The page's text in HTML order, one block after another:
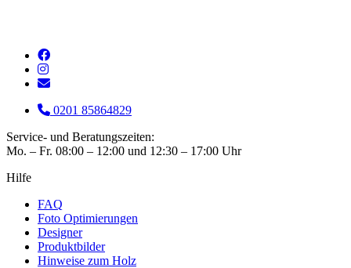
0201 85864829
Service- und Beratungszeiten:
Mo. – Fr. 08:00 – 12:00 und 12:30 – 17:00 Uhr
Hilfe
FAQ
Foto Optimierungen
Designer
Produktbilder
Hinweise zum Holz